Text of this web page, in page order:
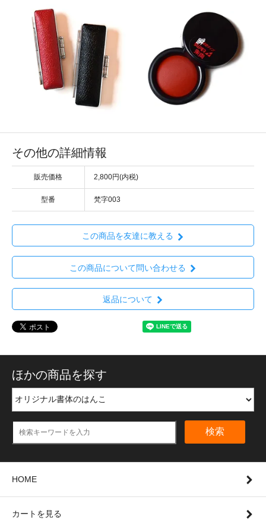
その他の詳細情報
販売価格 2,800円(内税)
型番 梵字003
この商品を友達に教える
この商品について問い合わせる
返品について
ほかの商品を探す
検索
HOME
カートを見る